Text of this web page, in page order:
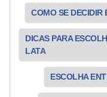
COMO SE DECIDIR
DICAS PARA
LATA
ESCOLHA